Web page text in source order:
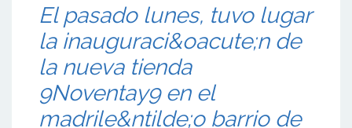
El pasado lunes, tuvo lugar
la inauguraci&oacute;n de
la nueva tienda
9Noventay9 en el
madrile&ntilde;o barrio de